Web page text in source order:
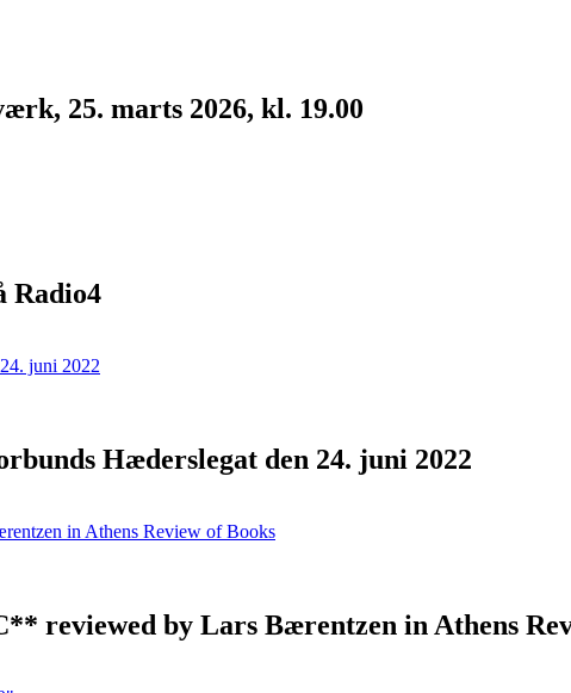
25. marts 2026, kl. 19.00
Radio4
Hæderslegat den 24. juni 2022
reviewed by Lars Bærentzen in Athens